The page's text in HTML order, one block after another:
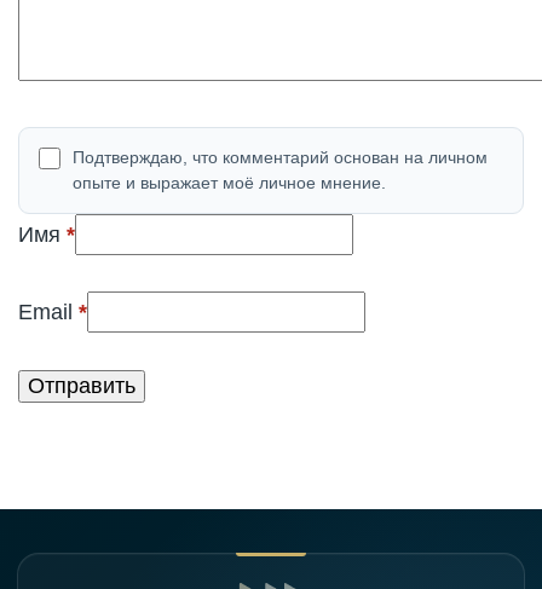
Подтверждаю, что комментарий основан на личном
опыте и выражает моё личное мнение.
Имя *(обязательно)
Email *(обязательно)